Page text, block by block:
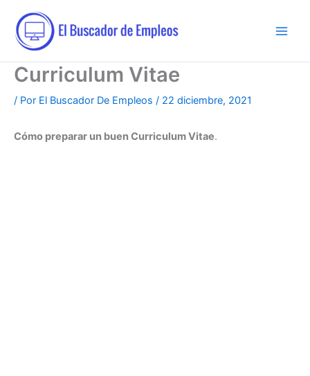
contenido
Curriculum Vitae
/ Por El Buscador De Empleos / 22 diciembre, 2021
Cómo preparar un buen Curriculum Vitae.